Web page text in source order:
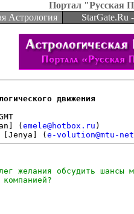
Портал "Русская
Астрология
StarGate.Ru
движения
(emele@hotbox.ru
[Jenya] (e-volution@mtu-